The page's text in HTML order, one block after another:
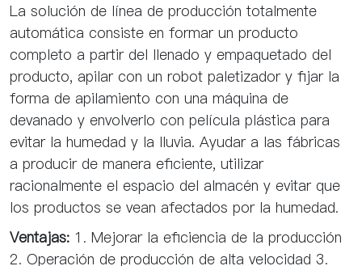
La solución de línea de producción totalmente
automática consiste en formar un producto
completo a partir del llenado y empaquetado del
producto, apilar con un robot paletizador y fijar la
forma de apilamiento con una máquina de
devanado y envolverlo con película plástica para
evitar la humedad y la lluvia. Ayudar a las fábricas
a producir de manera eficiente, utilizar
racionalmente el espacio del almacén y evitar que
los productos se vean afectados por la humedad.
Ventajas: 1. Mejorar la eficiencia de la producción
2. Operación de producción de alta velocidad 3.